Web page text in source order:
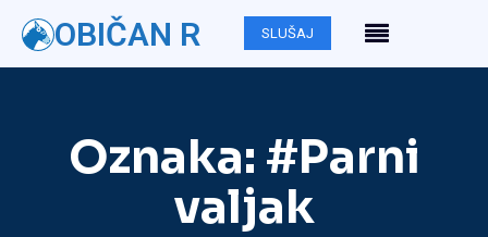
OBIČAN R SLUŠAJ
Oznaka: #Parni
valjak